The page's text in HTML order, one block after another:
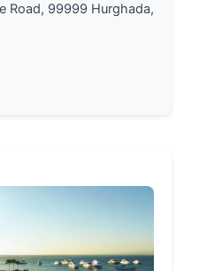
Road, 99999 Hurghada,